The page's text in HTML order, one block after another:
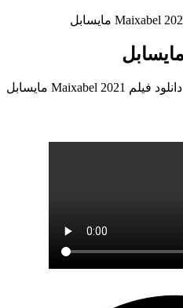
دانلود فیلم Maixabel 2021 مایسابل